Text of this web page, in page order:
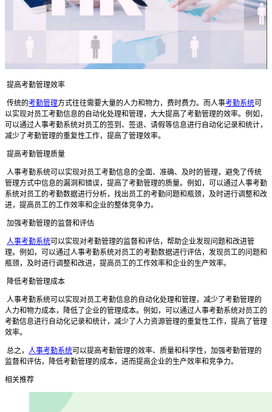
提高考勤管理效率
传统的考勤管理方式往往需要大量的人力和物力，费时费力。而人事考勤系统可
以实现对员工考勤信息的自动化处理和管理，大大提高了考勤管理的效率。例如，
可以通过人事考勤系统对员工的签到、签退、请假等信息进行自动化记录和统计，
减少了考勤管理的重复性工作，提高了管理效率。
提高考勤管理质量
人事考勤系统可以实现对员工考勤信息的全面、准确、及时的管理，避免了传统
管理方式中信息的漏洞和错误，提高了考勤管理的质量。例如，可以通过人事考勤
系统对员工的考勤数据进行分析，找出员工的考勤问题和瓶颈，及时进行调整和改
进，提高员工的工作效率和企业的整体竞争力。
加强考勤管理的监督和评估
人事考勤系统可以实现对考勤管理的监督和评估，帮助企业发现问题和改进管
理。例如，可以通过人事考勤系统对员工的考勤数据进行评估，发现员工的问题和
瓶颈，及时进行调整和改进，提高员工的工作效率和企业的生产效率。
降低考勤管理成本
人事考勤系统可以实现对员工考勤信息的自动化处理和管理，减少了考勤管理的
人力和物力成本，降低了企业的管理成本。例如，可以通过人事考勤系统对员工的
考勤信息进行自动化记录和统计，减少了人力资源管理的重复性工作，提高了管理
效率。
总之， 人事考勤系统可以提高考勤管理的效率、质量和科学性，加强考勤管理的
监督和评估，降低考勤管理的成本，进而提高企业的生产效率和竞争力。
相关推荐